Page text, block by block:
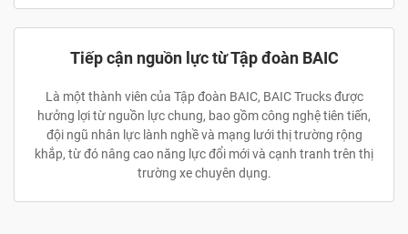
Tiếp cận nguồn lực từ Tập đoàn BAIC
Là một thành viên của Tập đoàn BAIC, BAIC Trucks được
hưởng lợi từ nguồn lực chung, bao gồm công nghệ tiên tiến,
đội ngũ nhân lực lành nghề và mạng lưới thị trường rộng
khắp, từ đó nâng cao năng lực đổi mới và cạnh tranh trên thị
trường xe chuyên dụng.